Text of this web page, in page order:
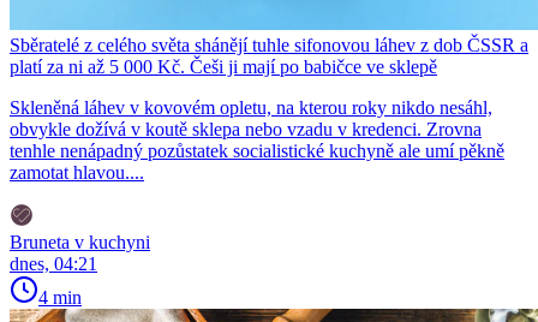
Sběratelé z celého světa shánějí tuhle sifonovou láhev z dob ČSSR a
platí za ni až 5 000 Kč. Češi ji mají po babičce ve sklepě
Skleněná láhev v kovovém opletu, na kterou roky nikdo nesáhl,
obvykle dožívá v koutě sklepa nebo vzadu v kredenci. Zrovna
tenhle nenápadný pozůstatek socialistické kuchyně ale umí pěkně
zamotat hlavou....
Bruneta v kuchyni
dnes, 04:21
4 min